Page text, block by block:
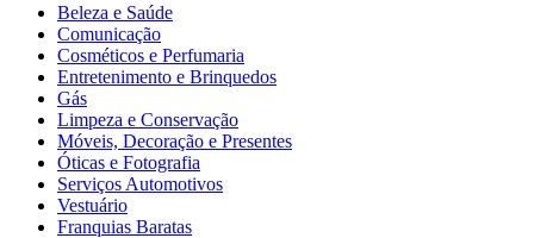
Beleza e Saúde
Comunicação
Cosméticos e Perfumaria
Entretenimento e Brinquedos
Gás
Limpeza e Conservação
Móveis, Decoração e Presentes
Óticas e Fotografia
Serviços Automotivos
Vestuário
Franquias Baratas